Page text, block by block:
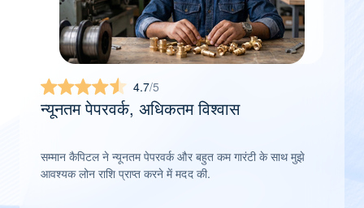
4.7/5
न्यूनतम पेपरवर्क, अधिकतम विश्वास
सम्मान कैपिटल ने न्यूनतम पेपरवर्क और बहुत कम गारंटी के साथ मुझे
आवश्यक लोन राशि प्राप्त करने में मदद की.